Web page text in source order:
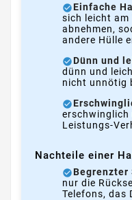
Einfache
sich leicht am
abnehmen,
andere Hülle
Dünn und
dünn und
nicht unnötig
erschwinglich
Leistungs-
Nachteile einer
Begrenzter
nur die
Telefons, das